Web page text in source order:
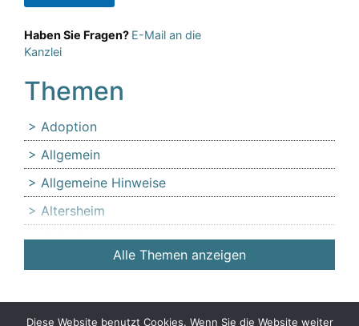
Haben Sie Fragen? E-Mail an die
Kanzlei
Themen
Adoption
Allgemein
Allgemeine Hinweise
Altersheim
Anfechtung
Angehörige
Äußerer Tatbestand: Diffamierung von
Alle Themen anzeigen
Diese Website benutzt Cookies. Wenn Sie die Website weiter